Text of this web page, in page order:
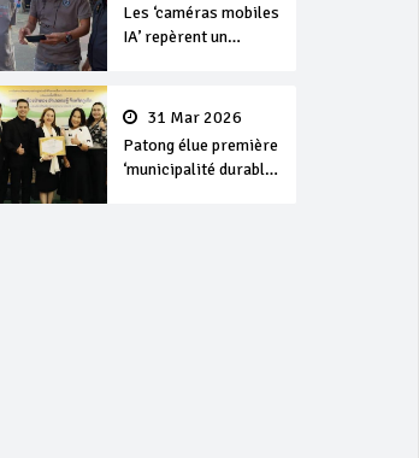
Les ‘caméras mobiles
IA’ repèrent un
séjour31 Mar 2026
Patong élue première
‘municipalité durable’